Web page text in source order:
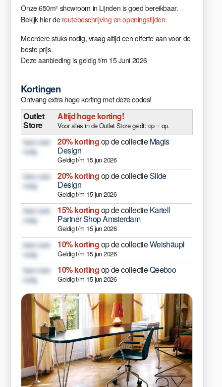
Onze 650m² showroom in Lijnden is goed bereikbaar.
Bekijk hier de routebeschrijving en openingstijden.
Meerdere stuks nodig, vraag altijd een offerte aan voor de
beste prijs.
Deze aanbieding is geldig t/m 15 Juni 2026
Kortingen
Ontvang extra hoge korting met deze codes!
Outlet
Store
Altijd hoge korting!
Voor alles in de Outlet Store geldt: op = op.
Geen code
nodig
20% kortingop de collectieMagis
Design
Geldig t/m 15 jun 2026
Geen code
nodig
20% kortingop de collectieSlide
Design
Geldig t/m 15 jun 2026
Geen code
nodig
15% kortingop de collectieKartell
Partner Shop Amsterdam
Geldig t/m 15 jun 2026
Geen code
nodig
10% kortingop de collectieWeishäupl
Geldig t/m 15 jun 2026
Geen code
nodig
10% kortingop de collectieQeeboo
Geldig t/m 15 jun 2026